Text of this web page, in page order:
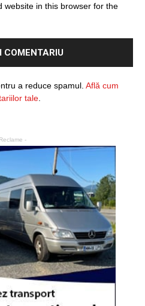
website in this browser for the
a reduce spamul. Află cum
tale
-